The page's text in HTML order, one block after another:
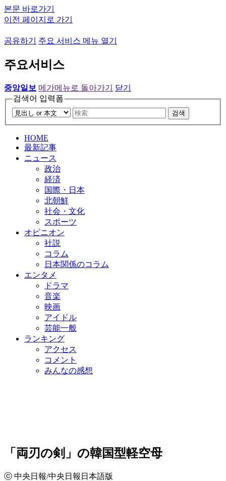
본문 바로가기
이전 페이지로 가기
공유하기 주요 서비스 메뉴 열기
주요서비스
중앙일보 메가메뉴로 돌아가기
닫기
검색어 입력폼
검색
HOME
最新記事
ニュース
政治
経済
国際・日本
北朝鮮
社会・文化
スポーツ
オピニオン
社説
コラム
日本関係のコラム
エンタメ
ドラマ
音楽
映画
アイドル
芸能一般
ランキング
アクセス
コメント
みんなの感想
「両刃の剣」の韓国型軽空母
ⓒ 中央日報/中央日報日本語版